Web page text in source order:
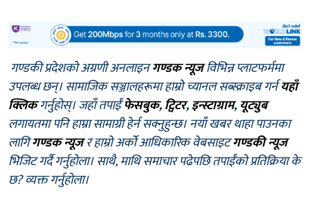
गण्डकी प्रदेशको अग्रणी अनलाइनगण्डक न्यूजविभिन्न प्लाटफर्ममा
उपलब्ध छन्। सामाजिक सञ्जालहरूमा हाम्रो च्यानल सब्स्क्राइब गर्नयहाँ
क्लिकगर्नुहोस्। जहाँ तपाईँफेसबुक,ट्विटर,इन्स्टाग्राम, यूट्युब
लगायतमा पनि हाम्रा सामाग्री हेर्न सक्नुहुन्छ। नयाँ खबर थाहा पाउनका
लागिगण्डक न्यूजर हाम्रो अर्को आधिकारिक वेबसाइटगण्डकी न्यूज
भिजिट गर्दै गर्नुहोला। साथै, माथि समाचार पढेपछि तपाईँको प्रतिक्रिया के
छ? व्यक्त गर्नुहोला।